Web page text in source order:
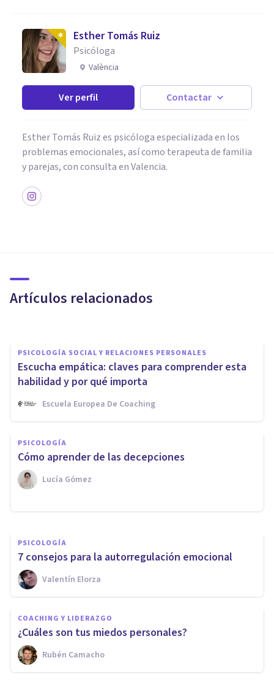
Esther Tomás Ruiz
Psicóloga
València
Ver perfil Contactar
Esther Tomás Ruiz es psicóloga especializada en los
problemas emocionales, así como terapeuta de familia
y parejas, con consulta en Valencia.
Artículos relacionados
las empresas
PSICOLOGÍA SOCIAL Y RELACIONES PERSONALES
Escucha empática: claves para comprender esta
habilidad y por qué importa
Escuela Europea De Coaching
PSICOLOGÍA
Cómo aprender de las decepciones
Lucía Gómez
¿Cuál es el verdadero motivo
por el que nos angustiamos?
PSICOLOGÍA
7 consejos para la autorregulación emocional
Valentín Elorza
COACHING Y LIDERAZGO
¿Cuáles son tus miedos personales?
Rubén Camacho